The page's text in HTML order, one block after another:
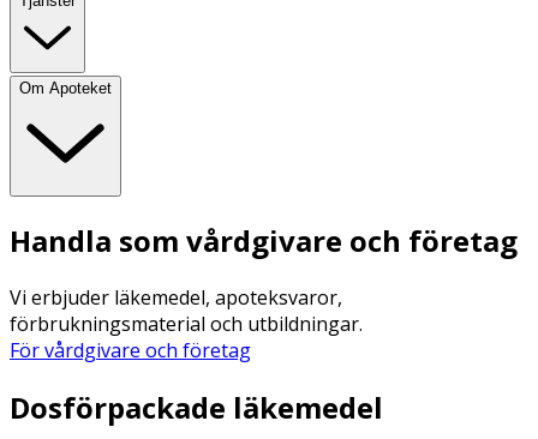
Om Apoteket
Handla som vårdgivare och företag
Vi erbjuder läkemedel, apoteksvaror,
förbrukningsmaterial och utbildningar.
För vårdgivare och företag
Dosförpackade läkemedel